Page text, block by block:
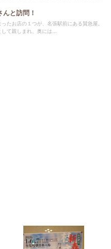
と訪問！
たお店の１つが、名張駅前にある賛急屋。
て親しまれ、奥には...